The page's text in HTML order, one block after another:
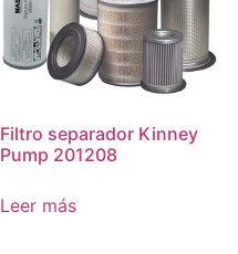
Filtro separador Kinney
Pump 201208
Leer más